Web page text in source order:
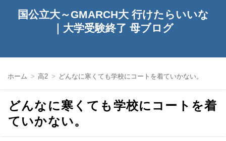
国公立大～GMARCH大 行けたらいいな
｜大学受験終了 母ブログ
ホーム 高2 どんなに寒くても学校にコートを着ていかない。
どんなに寒くても学校にコートを着
ていかない。